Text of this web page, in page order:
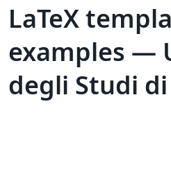
LaTeX
examples —
degli Studi di